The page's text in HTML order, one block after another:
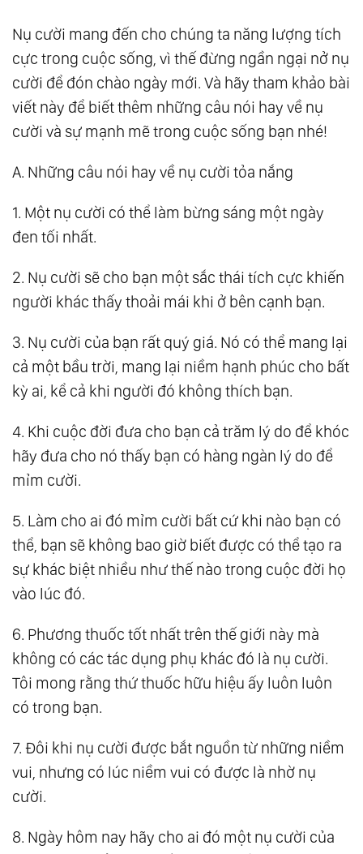
Chúc Sức Khỏe Hay, Ý Nghĩa Nhất
Top 70+ Câu Nói, Status Tiếng Anh Về
Ngày Của Cha Hay, Ý Nghĩa Nhất
12.Những Câu Nói Hay, Ý Nghĩa Về Đàn Ông
13.90+ Câu Nói Lạc Quan Giúp Bạn Yêu Đời
14.Những Câu Nói An Ủi Người Đang Buồn
Chân Thành, Cảm Động Nhất
15.90+ Triết Lý Hay Về Sự Ngu Dốt Thấm
16.50+ Câu Nói Truyền Cảm Hứng Giúp Bạn
Thay Đổi Cuộc Đời Ngoạn Mục
17.
50+ Lời Xin Lỗi Hay, Chân Thành Nhất
Dành Cho Bạn Bè
18.Tổng Hợp Câu Nói, Trích Dẫn Đáng Nhớ Từ
19. Những Triết Lý Sống Của Khổng Tử
20.100+ Những Câu Nói Về Thời Gian Hay Và
Ý Nghĩa Nhất
21.Những Câu Nói Về Vẻ Đẹp Tâm Hồn Ý
Nghĩa Và Sâu Sắc Nhất
22.70+ Câu Nói Hay Về Công Việc Đáng Suy
Ngẫm
Động Lực Cố Gắng
24. 60+ Những Câu Nói Hay Về Kinh Doanh
Giúp Bạn Thành Công
Những Câu Nói Hay, Ý Nghĩa Về Cuộc Đời,
Hạnh Phúc
26.Những Câu Nói Hay Về Sách Và Người
Đọc Sách
27. 40+ Những Câu Nói Hay Giữa Đồng Tiền
Nụ cười mang đến cho chúng ta năng lượng tích
cực trong cuộc sống, vì thế đừng ngần ngại nở nụ
cười để đón chào ngày mới. Và hãy tham khảo bài
viết này để biết thêm những câu nói hay về nụ
cười và sự mạnh mẽ trong cuộc sống bạn nhé!
A. Những câu nói hay về nụ cười tỏa nắng
1. Một nụ cười có thể làm bừng sáng một ngày
đen tối nhất.
2. Nụ cười sẽ cho bạn một sắc thái tích cực khiến
người khác thấy thoải mái khi ở bên cạnh bạn.
3. Nụ cười của bạn rất quý giá. Nó có thể mang lại
cả một bầu trời, mang lại niềm hạnh phúc cho bất
kỳ ai, kể cả khi người đó không thích bạn.
4. Khi cuộc đời đưa cho bạn cả trăm lý do để khóc
hãy đưa cho nó thấy bạn có hàng ngàn lý do để
mỉm cười.
5. Làm cho ai đó mỉm cười bất cứ khi nào bạn có
thể, bạn sẽ không bao giờ biết được có thể tạo ra
sự khác biệt nhiều như thế nào trong cuộc đời họ
vào lúc đó.
6. Phương thuốc tốt nhất trên thế giới này mà
không có các tác dụng phụ khác đó là nụ cười.
Tôi mong rằng thứ thuốc hữu hiệu ấy luôn luôn
có trong bạn.
7. Đôi khi nụ cười được bắt nguồn từ những niềm
vui, nhưng có lúc niềm vui có được là nhờ nụ
cười.
8. Ngày hôm nay hãy cho ai đó một nụ cười của